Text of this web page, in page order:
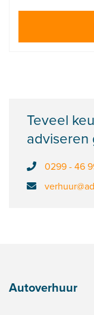
Teveel
adviseren
0299 - 46
Autoverhuur